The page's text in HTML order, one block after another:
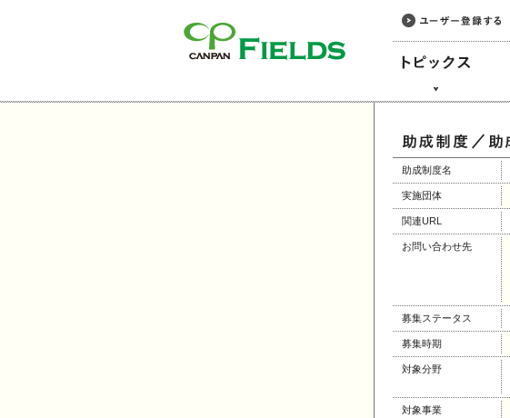
助成制度名
実施団体
関連URL
お問い合わせ先
募集ステータス
募集時期
対象分野
対象事業